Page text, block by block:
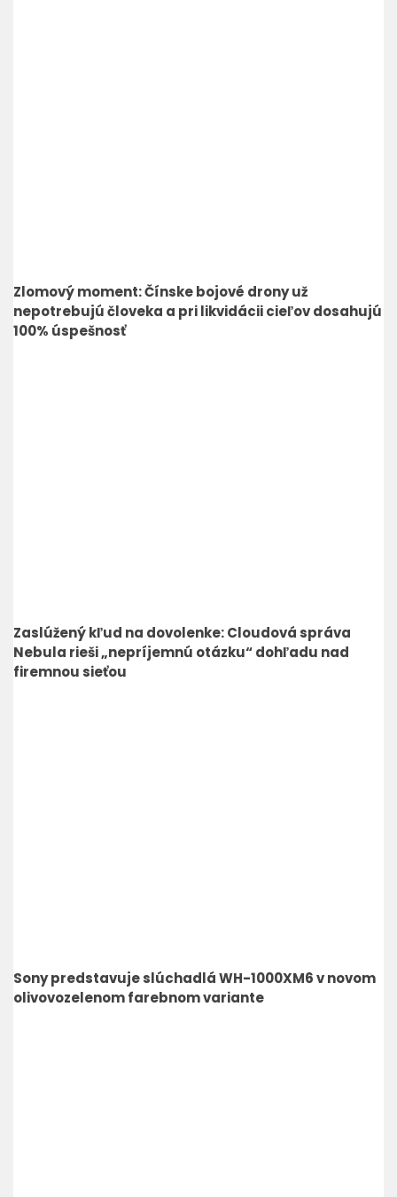
Zlomový moment: Čínske bojové drony už
nepotrebujú človeka a pri likvidácii cieľov dosahujú
100% úspešnosť
Zaslúžený kľud na dovolenke: Cloudová správa
Nebula rieši „nepríjemnú otázku“ dohľadu nad
firemnou sieťou
Sony predstavuje slúchadlá WH-1000XM6 v novom
olivovozelenom farebnom variante